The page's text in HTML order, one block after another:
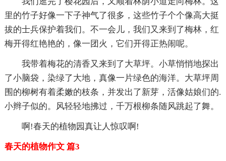
里的竹子好像一下子神气了很多，这些竹子个个像高大挺
拔的士兵保护着我们。不一会儿，我们又来到了梅林，红
梅开得红艳艳的，像一团火，它们开得正热闹呢。
我带着梅花的清香又来到了大草坪。小草悄悄地探出
了小脑袋，染绿了大地，真像一片绿色的海洋。大草坪周
围的柳树有着柔嫩的枝条，并发出了新芽，活像姑娘们的.
小辫子似的。风轻轻地拂过，千万根柳条随风跳起了舞。
啊!春天的植物园真让人惊叹啊!
春天的植物作文 篇3